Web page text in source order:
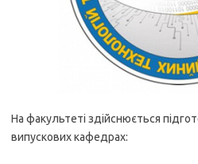
На факультеті здійснюється
випускових кафедрах: